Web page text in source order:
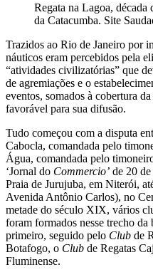
Regata na Lagoa,
da Catacumba. Site
Trazidos ao Rio de Janeiro por
náuticos eram percebidos pela
“atividades civilizatórias” que
de agremiações e o
eventos, somados à cobertura
favorável para sua difusão.
Tudo começou com a disputa
Cabocla, comandada pelo
Água, comandada pelo
‘Jornal do Commercio’ de 20
Praia de Jurujuba, em Niterói,
Avenida Antônio Carlos), no
metade do século XIX, vários
foram formados nesse trecho
primeiro, seguido pelo Club de
Botafogo, o Club de Regatas
Fluminense.